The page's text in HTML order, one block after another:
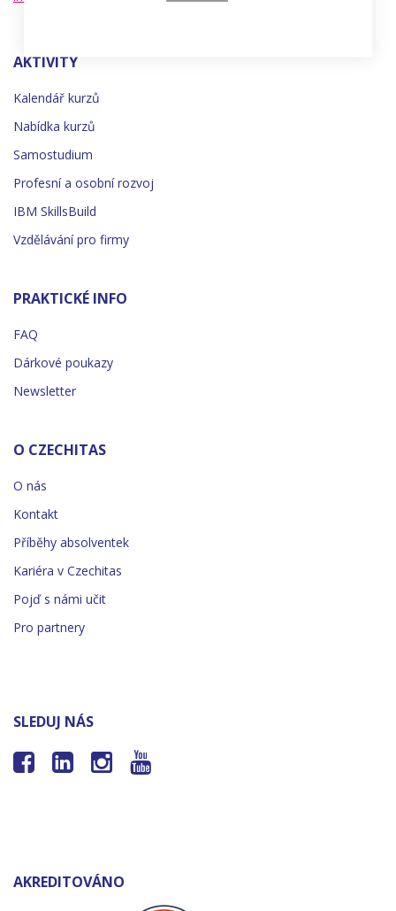
AKTIVITY
Kalendář kurzů
Nabídka kurzů
Samostudium
Profesní a osobní rozvoj
IBM SkillsBuild
Vzdělávání pro firmy
PRAKTICKÉ INFO
FAQ
Dárkové poukazy
Newsletter
O CZECHITAS
O nás
Kontakt
Příběhy absolventek
Kariéra v Czechitas
Pojď s námi učit
Pro partnery
SLEDUJ NÁS
   
AKREDITOVÁNO